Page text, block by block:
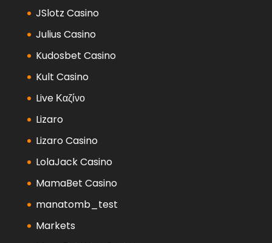
JSlotz Casino
Julius Casino
Kudosbet Casino
Kult Casino
Live Καζίνο
Lizaro
Lizaro Casino
LolaJack Casino
MamaBet Casino
manatomb_test
Markets